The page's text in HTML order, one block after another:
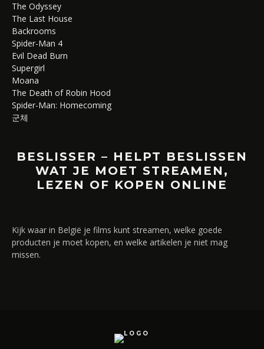
The Odyssey
The Last House
Backrooms
Spider-Man 4
Evil Dead Burn
Supergirl
Moana
The Death of Robin Hood
Spider-Man: Homecoming
군체
BESLISSER – HELPT BESLISSEN
WAT JE MOET STREAMEN,
LEZEN OF KOPEN ONLINE
Kijk waar in België je films kunt streamen, welke goede
producten je moet kopen, en welke artikelen je niet mag
missen.